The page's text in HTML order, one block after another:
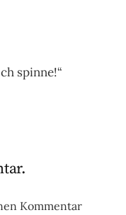
spinne!“
Kommentar